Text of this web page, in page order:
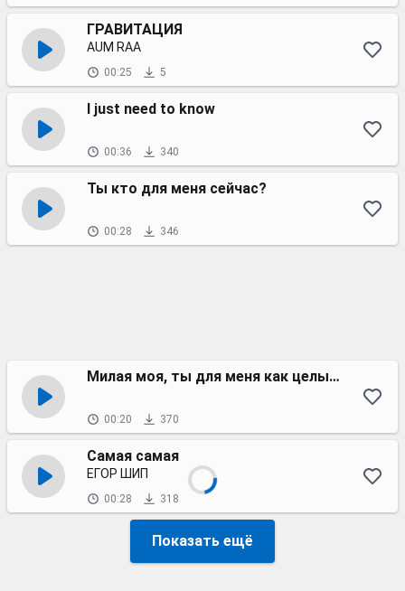
ГРАВИТАЦИЯ
AUM RAA
00:25 5
I just need to know
00:36 340
Ты кто для меня сейчас?
00:28 346
Милая моя, ты для меня как целый мир
00:20 370
Самая самая
ЕГОР ШИП
00:28 318
Показать ещё